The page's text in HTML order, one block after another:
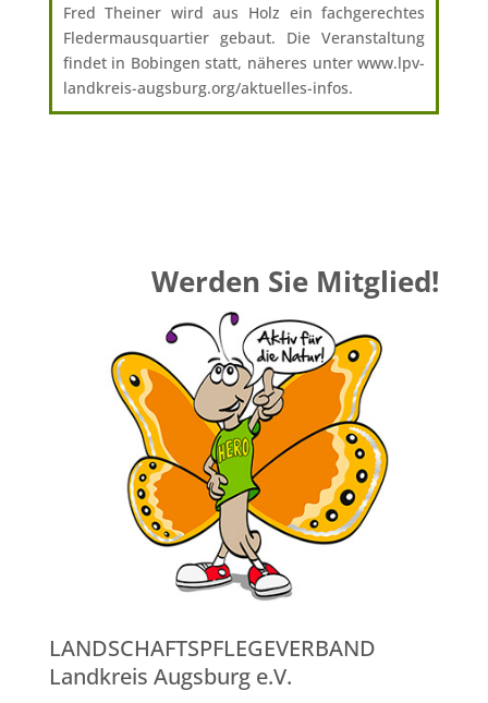
Fred Theiner wird aus Holz ein fachgerechtes
Fledermausquartier gebaut. Die Veranstaltung
findet in Bobingen statt, näheres unter www.lpv-
landkreis-augsburg.org/aktuelles-infos.
Werden Sie Mitglied!
LANDSCHAFTSPFLEGEVERBAND
Landkreis Augsburg e.V.